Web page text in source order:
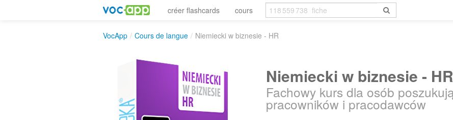
créer flashcards cours
VocApp / Cours de langue / Niemiecki w biznesie - HR
Niemiecki w biznesie - HR
Fachowy kurs dla osób
pracowników i pracodawców